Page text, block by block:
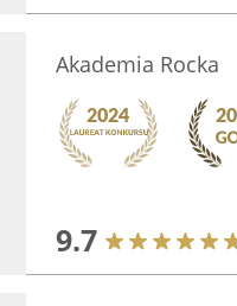
Akademia Rocka
9.7